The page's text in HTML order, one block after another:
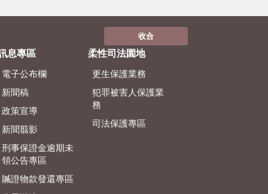
收合
息專區
電子公布欄
新聞稿
政策宣導
新聞翦影
刑事保證金逾期未
領公告專區
贓證物款發還專區
柔性司法園地
更生保護業務
犯罪被害人保護業
務
司法保護專區